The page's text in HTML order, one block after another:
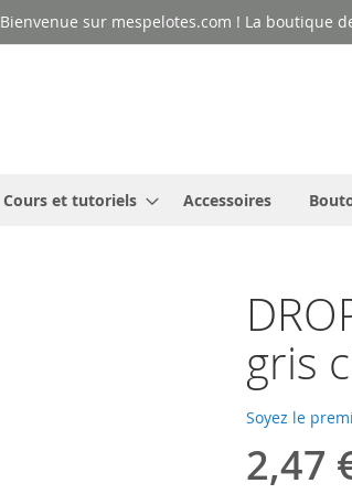
Bienvenue sur mespelotes.com ! La boutique
Cours et tutoriels Accessoires
gris
Soyez le
2,47